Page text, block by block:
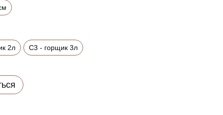
2л C3 - горщик 3л